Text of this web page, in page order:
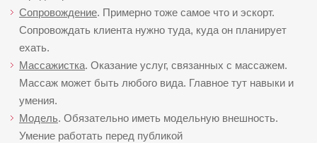
Сопровождение. Примерно тоже самое что и эскорт.
Сопровождать клиента нужно туда, куда он планирует
ехать.
Массажистка. Оказание услуг, связанных с массажем.
Массаж может быть любого вида. Главное тут навыки и
умения.
Модель. Обязательно иметь модельную внешность.
Умение работать перед публикой